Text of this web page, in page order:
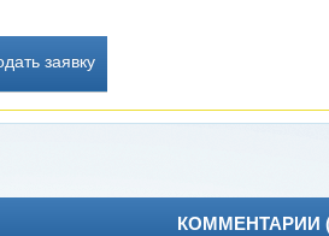
заявку
КОММЕНТАРИИ